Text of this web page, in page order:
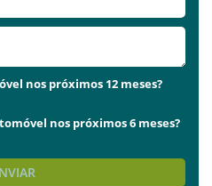
nos próximos 12 meses?
nos próximos 6 meses?